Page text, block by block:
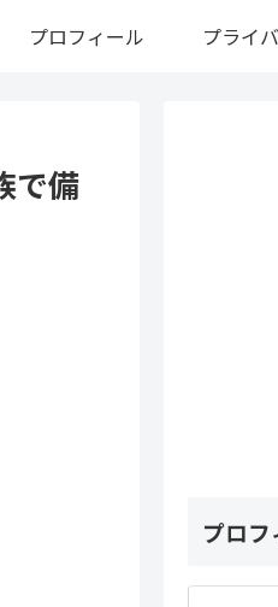
プロフィール プライ
で備
プロ